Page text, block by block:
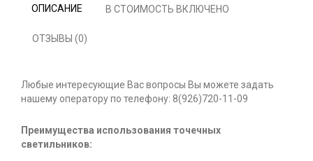
ОПИСАНИЕ В СТОИМОСТЬ ВКЛЮЧЕНО
ОТЗЫВЫ (0)
Любые интересующие Вас вопросы Вы можете задать
нашему оператору по телефону: 8(926)720-11-09
Преимущества использования точечных
светильников: